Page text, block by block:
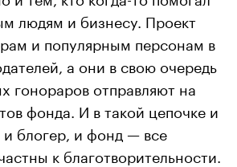
людям и бизнесу. Проект
и популярным персонам в
а они в свою очередь
гонораров отправляют на
фонда. И в такой цепочке и
и блогер, и фонд — все
к благотворительности.